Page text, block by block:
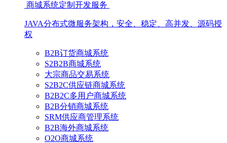
商城系统定制开发服务
JAVA分布式微服务架构，安全、稳定、高并发、源码授
权
B2B订货商城系统
S2B2B商城系统
大宗商品交易系统
S2B2C供应链商城系统
B2B2C多用户商城系统
B2B分销商城系统
SRM供应商管理系统
B2B海外商城系统
O2O商城系统